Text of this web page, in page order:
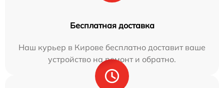
Бесплатная доставка
Наш курьер в Кирове бесплатно доставит ваше
устройство на ремонт и обратно.